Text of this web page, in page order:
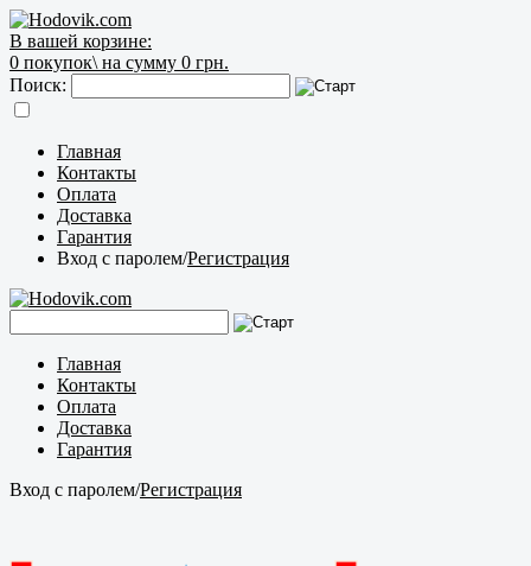
В вашей корзине:
0 покупок\ на сумму 0 грн.
Поиск:
Главная
Контакты
Оплата
Доставка
Гарантия
Вход с паролем/Регистрация
Главная
Контакты
Оплата
Доставка
Гарантия
Вход с паролем/Регистрация